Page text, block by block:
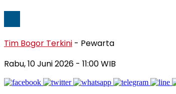
Tim Bogor Terkini - Pewarta
Rabu, 10 Juni 2026 - 11:00 WIB